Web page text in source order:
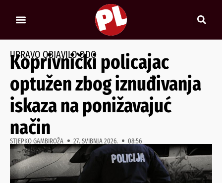
UPRAVO OBJAVILO ODO
Koprivnički policajac
optužen zbog iznuđivanja
iskaza na ponižavajuć
način
STJEPKO GAMBIROŽA 27. SVIBNJA 2026. 08:56